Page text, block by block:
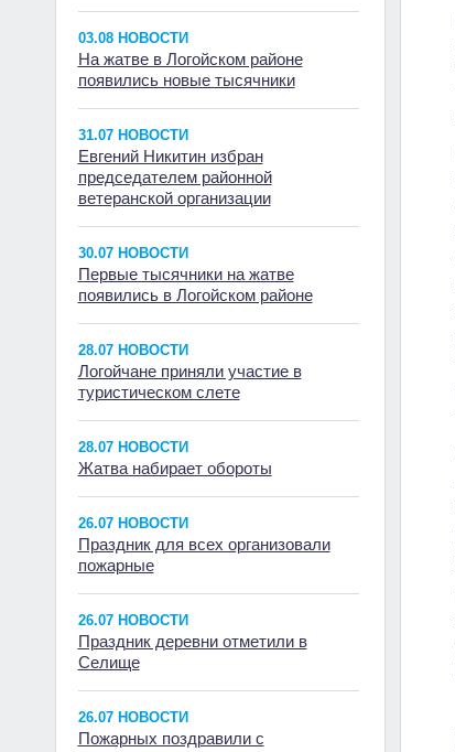
03.08 НОВОСТИ
На жатве в Логойском районе
появились новые тысячники
31.07 НОВОСТИ
Евгений Никитин избран
председателем районной
ветеранской организации
30.07 НОВОСТИ
Первые тысячники на жатве
появились в Логойском районе
28.07 НОВОСТИ
Логойчане приняли участие в
туристическом слете
28.07 НОВОСТИ
Жатва набирает обороты
26.07 НОВОСТИ
Праздник для всех организовали
пожарные
26.07 НОВОСТИ
Праздник деревни отметили в
Селище
26.07 НОВОСТИ
Пожарных поздравили с